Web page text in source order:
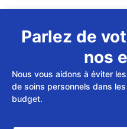
Parlez de
nos
Nous vous aidons à éviter
de soins personnels dans
budget.